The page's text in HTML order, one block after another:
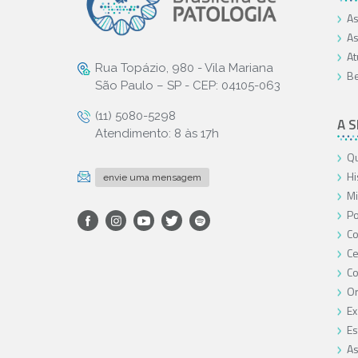
Rua Topázio, 980 - Vila Mariana
São Paulo – SP - CEP: 04105-063
(11) 5080-5298
Atendimento: 8 às 17h
envie uma mensagem
A